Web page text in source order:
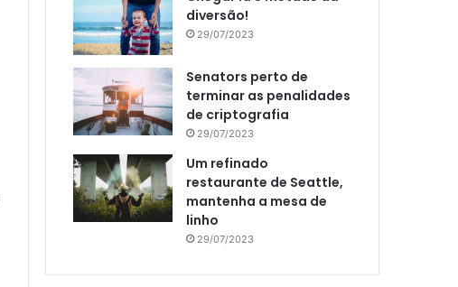
diversão!
29/07/2023
Senators perto de
terminar as penalidades
de criptografia
29/07/2023
Um refinado
restaurante de Seattle,
mantenha a mesa de
linho
29/07/2023